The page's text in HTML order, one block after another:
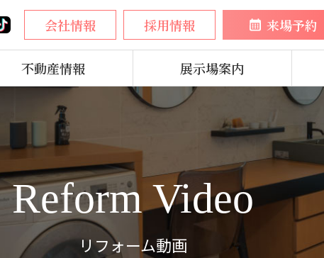
会社情報 採用情報 来場予約
不動産情報 展示場案内
Reform Video
リフォーム動画